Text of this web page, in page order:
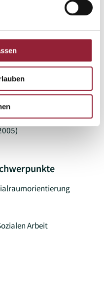
Universität zu
an der
und Praxis der
Hochschule
bei
(2005-2014)
der Evangelischen
Arbeit